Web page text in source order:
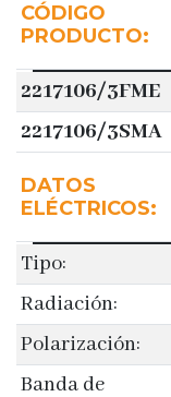
CÓDIGO
PRODUCTO:
2217106/3FME
2217106/3SMA
DATOS
ELÉCTRICOS:
Tipo:
Radiación:
Polarización:
Banda de